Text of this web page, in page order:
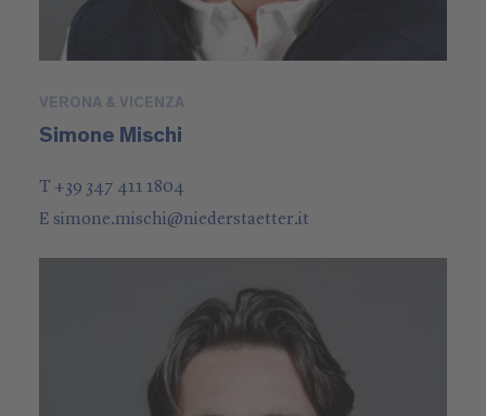
VERONA & VICENZA
Simone Mischi
T +39 347 411 1804
Esimone.mischi@niederstaetter.it